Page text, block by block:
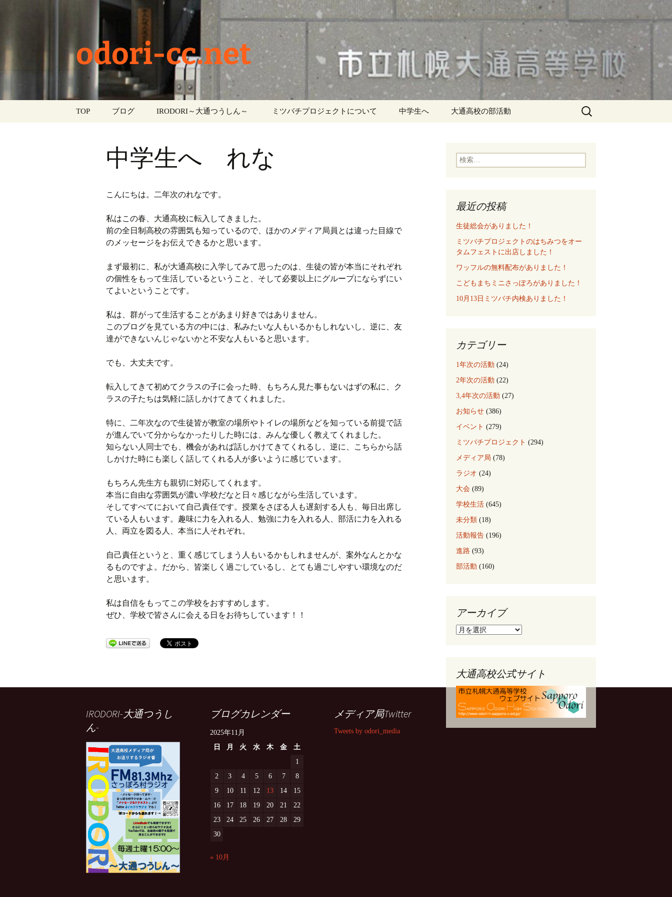
odori-cc.net
TOP ブログ
学校生活
部活動
活動報告
ラジオ
ミツバチプロジェクト
メディア局
1年次の活動
2年次の活動
3,4年次の活動
IRODORI～大通つうしん～ ‎ ミツバチプロジェクトについて 中学生へ 大通高校の部活動
検
索:
中学生へ れな
こんにちは。二年次のれなです。
私はこの春、大通高校に転入してきました。
前の全日制高校の雰囲気も知っているので、ほかのメディア局員とは違った目線で
のメッセージをお伝えできるかと思います。
まず最初に、私が大通高校に入学してみて思ったのは、生徒の皆が本当にそれぞれ
の個性をもって生活しているということ、そして必要以上にグループにならずにい
てよいということです。
私は、群がって生活することがあまり好きではありません。
このブログを見ている方の中には、私みたいな人もいるかもしれないし、逆に、友
達ができないんじゃないかと不安な人もいると思います。
でも、大丈夫です。
転入してきて初めてクラスの子に会った時、もちろん見た事もないはずの私に、ク
ラスの子たちは気軽に話しかけてきてくれました。
特に、二年次なので生徒皆が教室の場所やトイレの場所などを知っている前提で話
が進んでいて分からなかったりした時には、みんな優しく教えてくれました。
知らない人同士でも、機会があれば話しかけてきてくれるし、逆に、こちらから話
しかけた時にも楽しく話してくれる人が多いように感じています。
もちろん先生方も親切に対応してくれます。
本当に自由な雰囲気が濃い学校だなと日々感じながら生活しています。
そしてすべてにおいて自己責任です。授業をさぼる人も遅刻する人も、毎日出席し
ている人もいます。趣味に力を入れる人、勉強に力を入れる人、部活に力を入れる
人、両立を図る人、本当に人それぞれ。
自己責任というと、重く感じてしまう人もいるかもしれませんが、案外なんとかな
るものですよ。だから、皆楽しく過ごしているし、とても過ごしやすい環境なのだ
と思います。
私は自信をもってこの学校をおすすめします。
ぜひ、学校で皆さんに会える日をお待ちしています！！
検
索:
最近の投稿
生徒総会がありました！
ミツバチプロジェクトのはちみつをオー
タムフェストに出店しました！
ワッフルの無料配布がありました！
こどもまちミニさっぽろがありました！
10月13日ミツバチ内検ありました！
カテゴリー
1年次の活動 (24)
2年次の活動 (22)
3,4年次の活動 (27)
お知らせ (386)
イベント (279)
ミツバチプロジェクト (294)
メディア局 (78)
ラジオ (24)
大会 (89)
学校生活 (645)
未分類 (18)
活動報告 (196)
進路 (93)
部活動 (160)
アーカイブ
ア
ブ
大通高校公式サイト
IRODORI-大通つうし
ん-
ブログカレンダー
2025年11月
日
月 火 水 木 金
土
1
2
3 4 5 6 7
8
9
10 11 12 13 14
15
16
17 18 19 20 21
22
23
24 25 26 27 28
29
30
« 10月
メディア局Twitter
Tweets by odori_media